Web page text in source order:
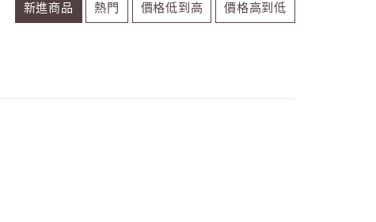
新進商品 熱門 價格低到高 價格高到低